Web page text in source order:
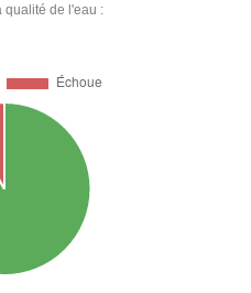
qualité de l'eau :